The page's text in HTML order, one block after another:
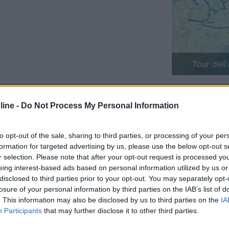
- Do Not Process My Personal Information
opt-out of the sale, sharing to third parties, or processing of your
for targeted advertising by us, please use the below opt-out
selection. Please note that after your opt-out request is processed
interest-based ads based on personal information utilized by us
to third parties prior to your opt-out. You may separately
of your personal information by third parties on the IAB’s list of
This information may also be disclosed by us to third parties on the
Participants that may further disclose it to other third parties.
Finlandia
Previous
04/05/2011 19:19:50 (
ho assistito a discussioni riguardanti appunto di qualcuno che
cani in campeggio o non raccologono la cacca son ancora
04/05/2011 19:33:30 (